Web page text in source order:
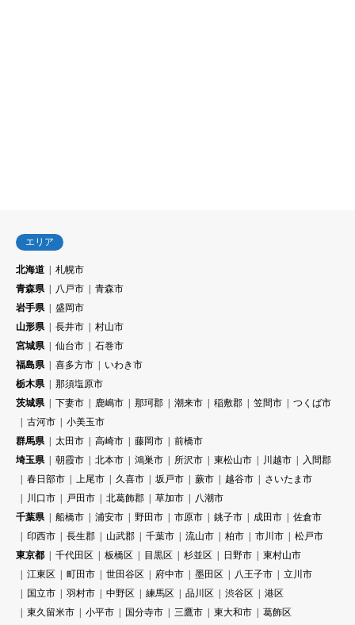
エリア
北海道
札幌市
青森県
八戸市
青森市
岩手県
盛岡市
山形県
長井市
村山市
宮城県
仙台市
石巻市
福島県
喜多方市
いわき市
栃木県
那須塩原市
茨城県
下妻市 鹿嶋市 那珂郡 潮来市 稲敷郡 笠間市
つくば市
古河市
小美玉市
群馬県
太田市 高崎市 藤岡市
前橋市
埼玉県
朝霞市 北本市 鴻巣市 所沢市 東松山市 川越市
入間郡
春日部市
上尾市 久喜市 坂戸市 蕨市 越谷市
さいたま市
川口市
戸田市 北葛飾郡 草加市
八潮市
千葉県
船橋市 浦安市 野田市 市原市 銚子市 成田市
佐倉市
印西市
長生郡 山武郡 千葉市 流山市 柏市 市川市
松戸市
東京都
千代田区 板橋区 目黒区 杉並区 日野市
東村山市
江東区
町田市 世田谷区 府中市 墨田区 八王子市
立川市
国立市
羽村市 中野区 練馬区 品川区 渋谷区
港区
東久留米市
小平市 国分寺市 三鷹市 東大和市
葛飾区